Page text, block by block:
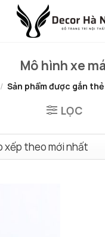
Mô hình xe
/ Sản phẩm được gắn thẻ
LỌC